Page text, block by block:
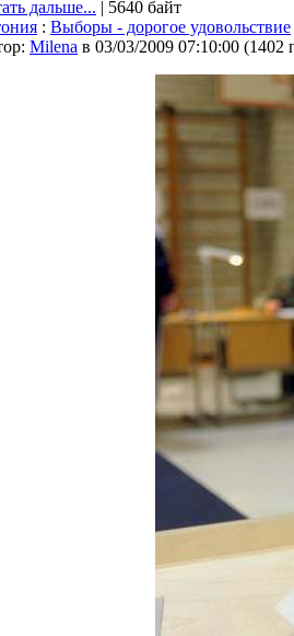
дальше... | 5640 байт
: Выборы - дорогое удовольствие
Milena в 03/03/2009 07:10:00 (1402